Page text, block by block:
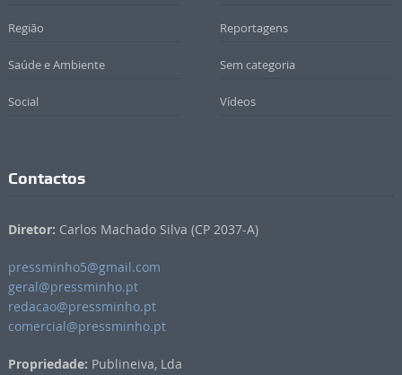
Região Reportagens
Saúde e Ambiente Sem categoria
Social Vídeos
Contactos
Diretor: Carlos Machado Silva (CP 2037-A)
pressminho5@gmail.com
geral@pressminho.pt
redacao@pressminho.pt
comercial@pressminho.pt
Propriedade: Publineiva, Lda